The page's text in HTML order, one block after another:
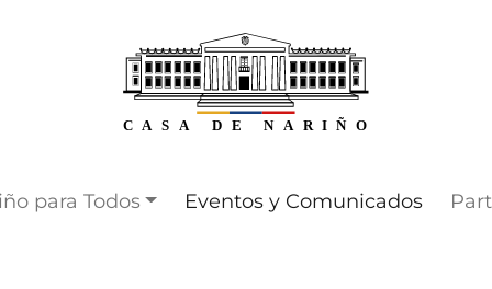
paraTod_s Eventos y Comunicados